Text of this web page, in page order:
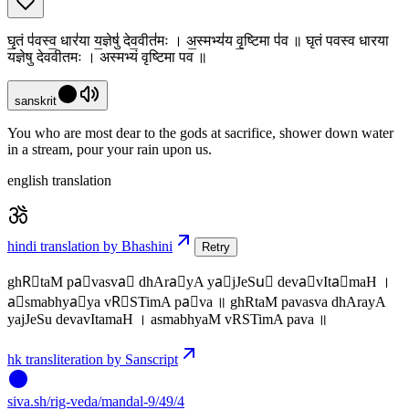
घृ॒तं प॑वस्व॒ धार॑या य॒ज्ञेषु॑ देव॒वीत॑मः । अ॒स्मभ्य॑य वृ॒ष्टिमा प॑व ॥ घृतं पवस्व धारया
यज्ञेषु देववीतमः । अस्मभ्यं वृष्टिमा पव ॥
sanskrit
You who are most dear to the gods at sacrifice, shower down water
in a stream, pour your rain upon us.
english translation
hindi translation by Bhashini Retry
ghR॒taM pa॑vasva॒ dhAra॑yA ya॒jJeSu॑ deva॒vIta॑maH ।
a॒smabhya॑ya vR॒STimA pa॑va ॥ ghRtaM pavasva dhArayA
yajJeSu devavItamaH । asmabhyaM vRSTimA pava ॥
hk transliteration by Sanscript
siva.sh/rig-veda/mandal-9/49/4